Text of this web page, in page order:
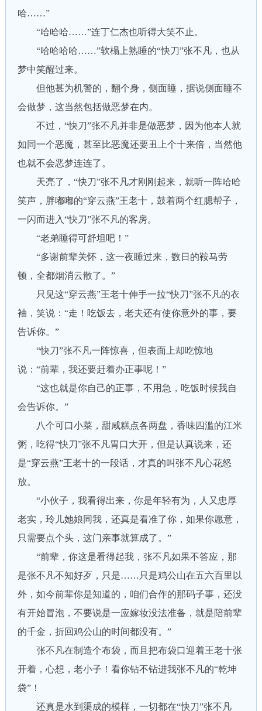
哈……”
“哈哈哈……”连丁仁杰也听得大笑不止。
“哈哈哈哈……”软榻上熟睡的“快刀”张不凡，也从
梦中笑醒过来。
但他甚为机警的，翻个身，侧面睡，据说侧面睡不
会做梦，这当然包括做恶梦在内。
不过，“快刀”张不凡并非是做恶梦，因为他本人就
如同一个恶魔，甚至比恶魔还要丑上个十来倍，当然他
也就不会恶梦连连了。
天亮了，“快刀”张不凡才刚刚起来，就听一阵哈哈
笑声，胖嘟嘟的“穿云燕”王老十，鼓着两个红腮帮子，
一闪而进入“快刀”张不凡的客房。
“老弟睡得可舒坦吧！”
“多谢前辈关怀，这一夜睡过来，数日的鞍马劳
顿，全都烟消云散了。”
只见这“穿云燕”王老十伸手一拉“快刀”张不凡的衣
袖，笑说：“走！吃饭去，老夫还有使你意外的事，要
告诉你。”
“快刀”张不凡一阵惊喜，但表面上却吃惊地
说：“前辈，我还要赶着办正事呢！”
“这也就是你自己的正事，不用急，吃饭时候我自
会告诉你。”
八个可口小菜，甜咸糕点各两盘，香味四滥的江米
粥，吃得“快刀”张不凡胃口大开，但是认真说来，还
是“穿云燕”王老十的一段话，才真的叫张不凡心花怒
放。
“小伙子，我看得出来，你是年轻有为，人又忠厚
老实，玲儿她娘同我，还真是看准了你，如果你愿意，
只需要点个头，这门亲事就算成了。”
“前辈，你这是看得起我，张不凡如果不答应，那
是张不凡不知好歹，只是……只是鸡公山在五六百里以
外，如今前辈你是知道的，咱们合作的那码子事，还没
有开始冒泡，不要说是一应嫁妆没法准备，就是陪前辈
的千金，折回鸡公山的时间都没有。”
张不凡在制造个布袋，而且把布袋口迎着王老十张
开着，心想，老小子！看你钻不钻进我张不凡的“乾坤
袋”！
还真是水到渠成的模样，一切都在“快刀”张不凡